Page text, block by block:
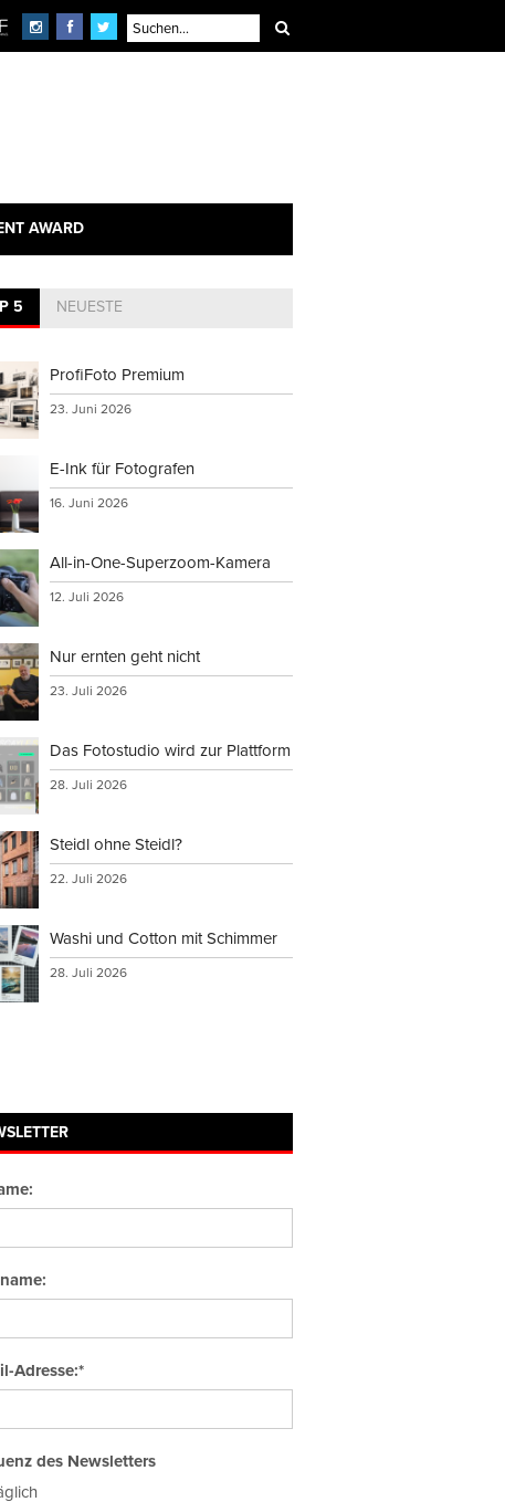
AWARD
5 NEUESTE
ProfiFoto Premium
23. Juni 2026
E-Ink für Fotografen
16. Juni 2026
All-in-One-Superzoom-Kamera
12. Juli 2026
Nur ernten geht nicht
23. Juli 2026
Das Fotostudio wird zur Plattform
28. Juli 2026
Steidl ohne Steidl?
22. Juli 2026
Washi und Cotton mit Schimmer
28. Juli 2026
Adresse:*
des Newsletters